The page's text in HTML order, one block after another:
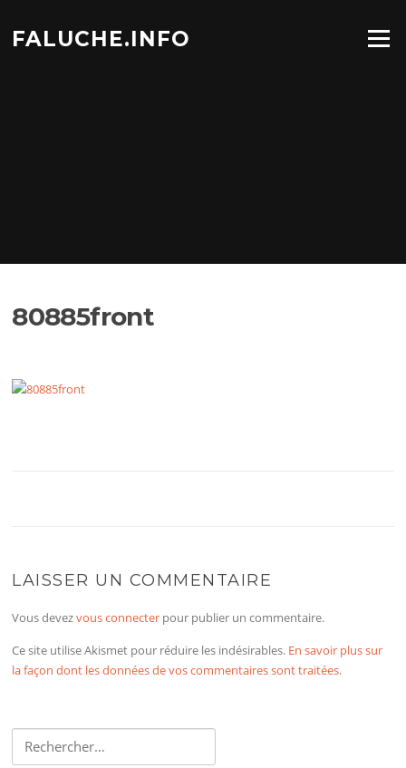
contenu
FALUCHE.INFO Menu
80885front
LAISSER UN COMMENTAIRE
Vous devezvous connecter pour publier un commentaire.
Ce site utilise Akismet pour réduire les indésirables. En savoir plus sur
la façon dont les données de vos commentaires sont traitées.
Rechercher :